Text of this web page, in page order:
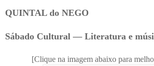
QUINTAL do NEGO
Sábado Cultural — Literatura e
[Clique na imagem abaixo para